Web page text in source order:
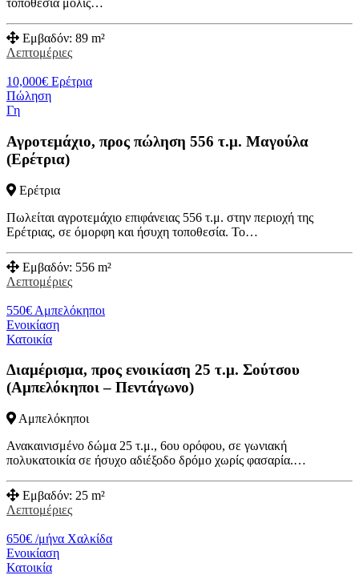
τοποθεσία μόλις…
Εμβαδόν: 89 m²
Λεπτομέριες
10,000€ Ερέτρια
Πώληση
Γη
Αγροτεμάχιο, προς πώληση 556 τ.μ. Μαγούλα
(Ερέτρια)
Ερέτρια
Πωλείται αγροτεμάχιο επιφάνειας 556 τ.μ. στην περιοχή της
Ερέτριας, σε όμορφη και ήσυχη τοποθεσία. Το…
Εμβαδόν: 556 m²
Λεπτομέριες
550€ Αμπελόκηποι
Ενοικίαση
Κατοικία
Διαμέρισμα, προς ενοικίαση 25 τ.μ. Σούτσου
(Αμπελόκηποι – Πεντάγωνο)
Αμπελόκηποι
Ανακαινισμένο δώμα 25 τ.μ., 6ου ορόφου, σε γωνιακή
πολυκατοικία σε ήσυχο αδιέξοδο δρόμο χωρίς φασαρία.…
Εμβαδόν: 25 m²
Λεπτομέριες
650€ /μήνα Χαλκίδα
Ενοικίαση
Κατοικία